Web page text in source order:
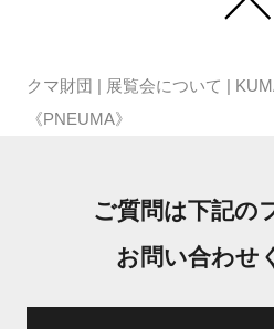
クマ財団 | 展覧会について |
《PNEUMA》
ご質問は下記の
お問い合わせ